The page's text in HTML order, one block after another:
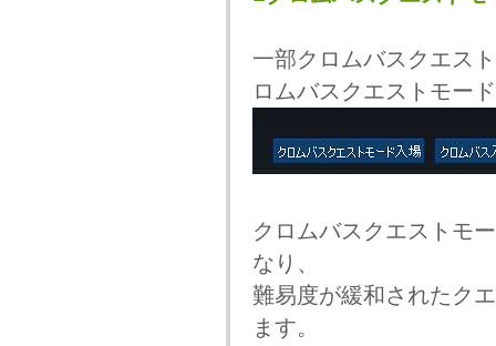
一部クロムバスクエス
ロムバスクエストモー
クロムバスクエストモ
なり、
難易度が緩和されたク
ます。